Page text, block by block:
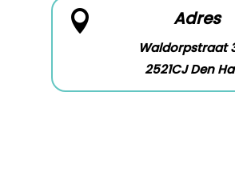
 Adres
Waldorpstraat
2521CJ Den